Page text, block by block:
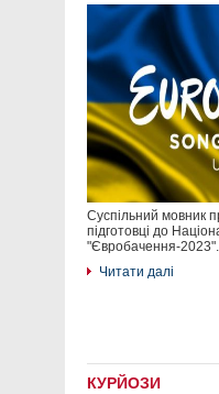
Суспільний мовник
підготовці до
"Євробачення-
Читати далі
КУРЙОЗИ